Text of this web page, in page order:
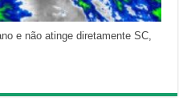
e não atinge diretamente SC,